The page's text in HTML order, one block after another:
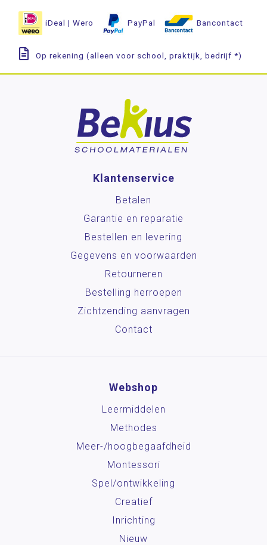
STEAM
Engels
Wetenschap en techniek
Sociaal-emotionele ontwikkeling
Beloningsmateriaal
Mens & Maatschappij
Kunstzinnige vorming
iDeal | Wero PayPal Bancontact
Op rekening (alleen voor school, praktijk, bedrijf *)
Klantenservice
Betalen
Garantie en reparatie
Bestellen en levering
Gegevens en voorwaarden
Retourneren
Bestelling herroepen
Zichtzending aanvragen
Contact
Webshop
Leermiddelen
Methodes
Meer-/hoog­begaafdheid
Montessori
Spel/ontwikkeling
Creatief
Inrichting
Nieuw